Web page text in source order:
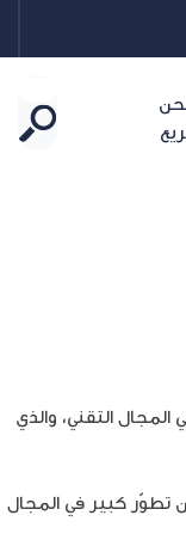
المجال التقني، والذي
تطوّر كبير في المجال